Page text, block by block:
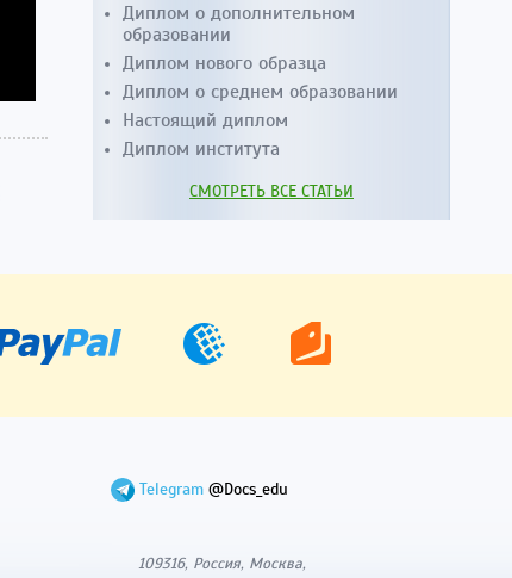
Диплом о дополнительном
образовании
Диплом нового образца
Диплом о среднем образовании
Настоящий диплом
Диплом института
СМОТРЕТЬ ВСЕ СТАТЬИ
Telegram @Docs_edu
109316, Россия, Москва,